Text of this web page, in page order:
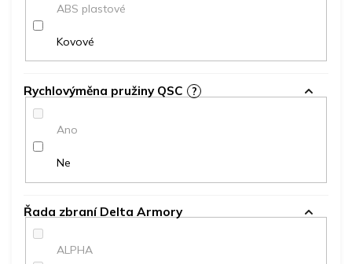
ABS plastové
Kovové
Rychlovýměna pružiny QSC ?
Ano
Ne
Řada zbraní Delta Armory
ALPHA